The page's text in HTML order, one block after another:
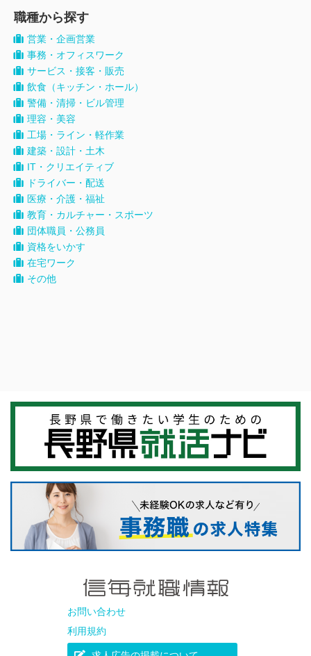
職種から探す
営業・企画営業
事務・オフィスワーク
サービス・接客・販売
飲食（キッチン・ホール）
警備・清掃・ビル管理
理容・美容
工場・ライン・軽作業
建築・設計・土木
IT・クリエイティブ
ドライバー・配送
医療・介護・福祉
教育・カルチャー・スポーツ
団体職員・公務員
資格をいかす
在宅ワーク
その他
お問い合わせ
利用規約